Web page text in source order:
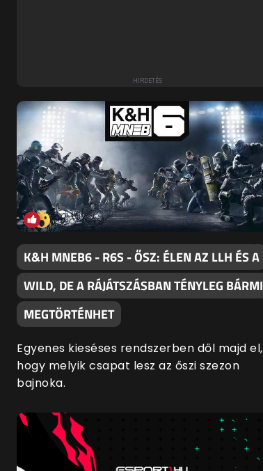
K&H MNEB6 - R6S - ŐSZ: ÉLEN AZ LLH ÉS A
WILD, DE A RÁJÁTSZÁSBAN TÉNYLEG BÁRMI
MEGTÖRTÉNHET
Egyenes kieséses rendszerben dől majd el,
hogy melyik csapat lesz az őszi szezon
bajnoka.